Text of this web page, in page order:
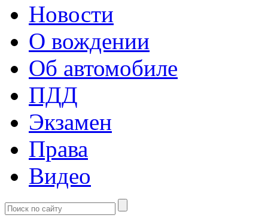
Новости
О вождении
Об автомобиле
ПДД
Экзамен
Права
Видео